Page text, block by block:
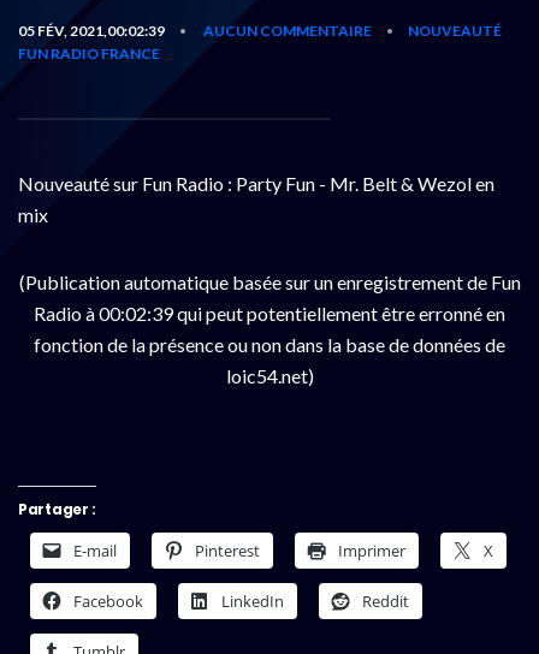
05 FÉV, 2021,00:02:39 • AUCUN COMMENTAIRE •
NOUVEAUTÉ
FUN RADIO FRANCE
Nouveauté sur Fun Radio : Party Fun - Mr. Belt & Wezol en
mix
(Publication automatique basée sur un enregistrement de Fun
Radio à 00:02:39 qui peut potentiellement être erronné en
fonction de la présence ou non dans la base de données de
loic54.net)
Partager :
E-mail Pinterest Imprimer X
Facebook LinkedIn Reddit